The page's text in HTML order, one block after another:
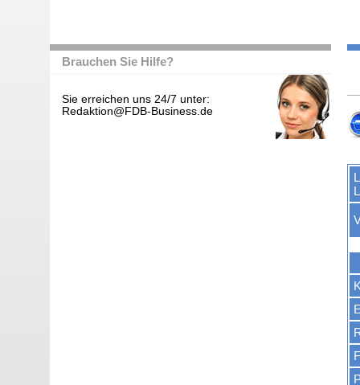
Brauchen Sie Hilfe?
Sie erreichen uns 24/7 unter:
Redaktion@FDB-Business.de